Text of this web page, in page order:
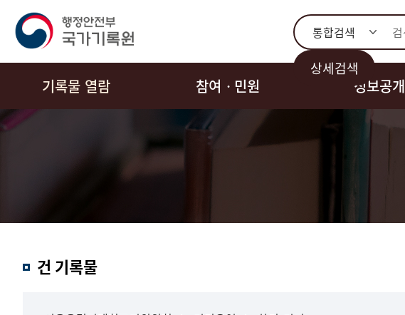
통합검색
상세검색
기록물 열람 참여ㆍ민원 정보공개
검색건 기록물